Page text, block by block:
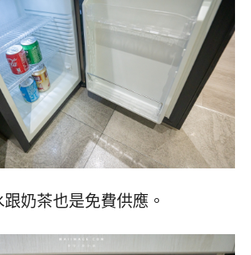
奶茶也是免費供應。